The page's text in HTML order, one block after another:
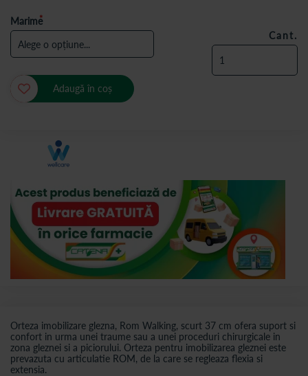
Orteza imobilizare glezna, Rom Walking, scurt 37 cm ofera suport si
confort in urma unei traume sau a unei proceduri chirurgicale in
zona gleznei si a piciorului. Orteza pentru imobilizarea gleznei este
prevazuta cu articulatie ROM, de la care se regleaza flexia si
extensia.
Marime
Cant.
Adaugă în coș